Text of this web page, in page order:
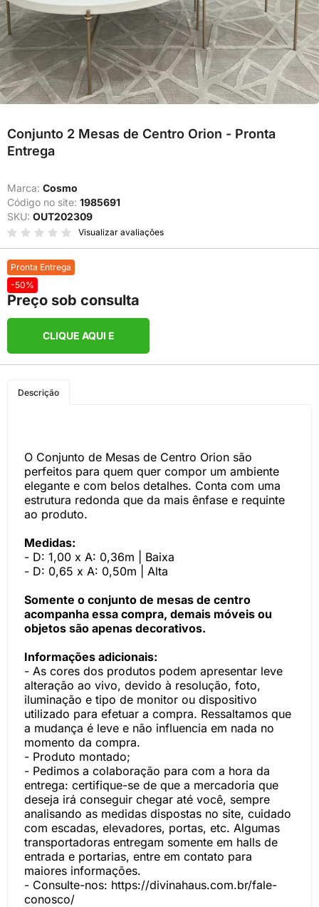
Conjunto 2 Mesas de Centro Orion - Pronta
Entrega
Marca: Cosmo
Código no site: 1985691
SKU: OUT202309
Visualizar avaliações
Pronta Entrega
-50%
Preço sob consulta
CLIQUE AQUI E
Descrição
O Conjunto de Mesas de Centro Orion são
perfeitos para quem quer compor um ambiente
elegante e com belos detalhes. Conta com uma
estrutura redonda que da mais ênfase e requinte
ao produto.
Medidas:
- D: 1,00 x A: 0,36m | Baixa
- D: 0,65 x A: 0,50m | Alta
Somente o conjunto de mesas de centro
acompanha essa compra, demais móveis ou
objetos são apenas decorativos.
Informações adicionais:
- As cores dos produtos podem apresentar leve
alteração ao vivo, devido à resolução, foto,
iluminação e tipo de monitor ou dispositivo
utilizado para efetuar a compra. Ressaltamos que
a mudança é leve e não influencia em nada no
momento da compra.
- Produto montado;
- Pedimos a colaboração para com a hora da
entrega: certifique-se de que a mercadoria que
deseja irá conseguir chegar até você, sempre
analisando as medidas dispostas no site, cuidado
com escadas, elevadores, portas, etc. Algumas
transportadoras entregam somente em halls de
entrada e portarias, entre em contato para
maiores informações.
- Consulte-nos: https://divinahaus.com.br/fale-
conosco/